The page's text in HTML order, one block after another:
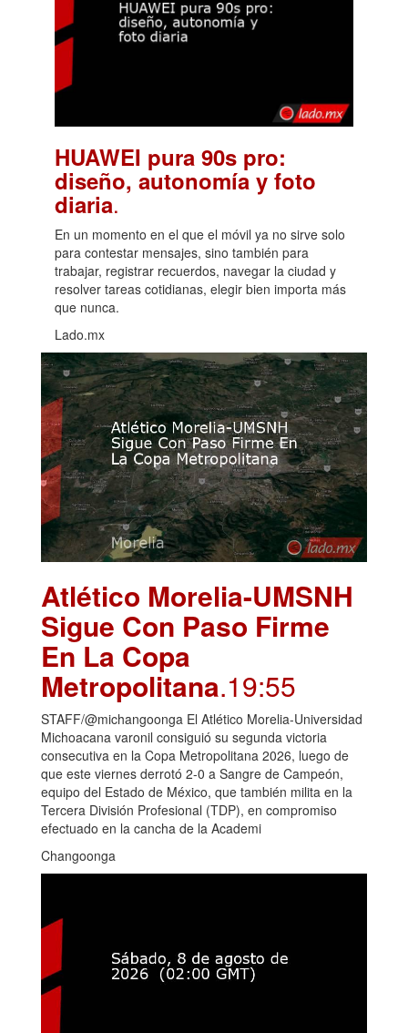
HUAWEI pura 90s pro:
diseño, autonomía y foto
diaria.
En un momento en el que el móvil ya no sirve solo
para contestar mensajes, sino también para
trabajar, registrar recuerdos, navegar la ciudad y
resolver tareas cotidianas, elegir bien importa más
que nunca.
Lado.mx
Atlético Morelia-UMSNH
Sigue Con Paso Firme
En La Copa
Metropolitana.19:55
STAFF/@michangoonga El Atlético Morelia-Universidad
Michoacana varonil consiguió su segunda victoria
consecutiva en la Copa Metropolitana 2026, luego de
que este viernes derrotó 2-0 a Sangre de Campeón,
equipo del Estado de México, que también milita en la
Tercera División Profesional (TDP), en compromiso
efectuado en la cancha de la Academi
Changoonga